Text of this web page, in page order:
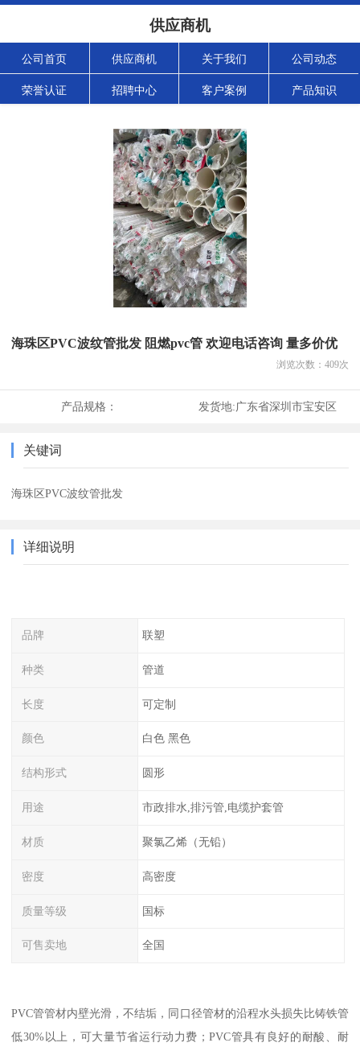
供应商机
公司首页 供应商机 关于我们 公司动态
荣誉认证 招聘中心 客户案例 产品知识
海珠区PVC波纹管批发 阻燃pvc管 欢迎电话咨询 量多价优
浏览次数： 409次
产品规格： 发货地:广东省深圳市宝安区
关键词
海珠区PVC波纹管批发
详细说明
品牌 联塑
种类 管道
长度 可定制
颜色 白色 黑色
结构形式 圆形
用途 市政排水,排污管,电缆护套管
材质 聚氯乙烯（无铅）
密度 高密度
质量等级 国标
可售卖地 全国
PVC管管材内壁光滑，不结垢，同口径管材的沿程水头损失比铸铁管
低30%以上，可大量节省运行动力费；PVC管具有良好的耐酸、耐